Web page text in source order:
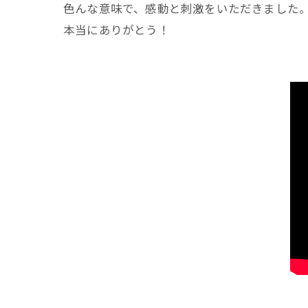
色んな意味で、感動と刺激をいただきました
本当にありがとう！